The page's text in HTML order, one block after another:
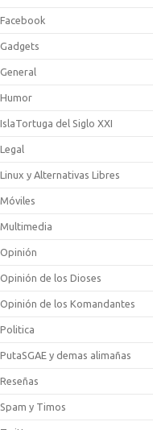
Facebook
Gadgets
General
Humor
IslaTortuga del Siglo XXI
Legal
Linux y Alternativas Libres
Móviles
Multimedia
Opinión
Opinión de los Dioses
Opinión de los Komandantes
Politica
PutaSGAE y demas alimañas
Reseñas
Spam y Timos